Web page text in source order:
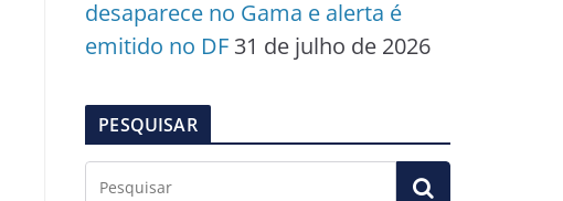
desaparece no Gama e alerta é
emitido no DF 31 de julho de 2026
PESQUISAR